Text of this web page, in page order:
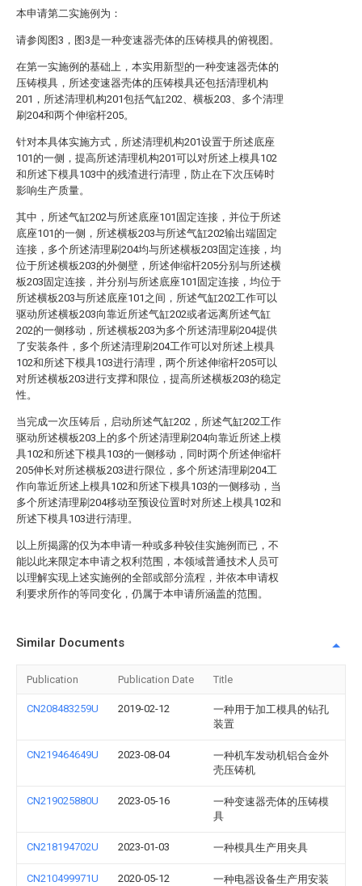
本申请第二实施例为：
请参阅图3，图3是一种变速器壳体的压铸模具的俯视图。
在第一实施例的基础上，本实用新型的一种变速器壳体的
压铸模具，所述变速器壳体的压铸模具还包括清理机构
201，所述清理机构201包括气缸202、横板203、多个清理
刷204和两个伸缩杆205。
针对本具体实施方式，所述清理机构201设置于所述底座
101的一侧，提高所述清理机构201可以对所述上模具102
和所述下模具103中的残渣进行清理，防止在下次压铸时
影响生产质量。
其中，所述气缸202与所述底座101固定连接，并位于所述
底座101的一侧，所述横板203与所述气缸202输出端固定
连接，多个所述清理刷204均与所述横板203固定连接，均
位于所述横板203的外侧壁，所述伸缩杆205分别与所述横
板203固定连接，并分别与所述底座101固定连接，均位于
所述横板203与所述底座101之间，所述气缸202工作可以
驱动所述横板203向靠近所述气缸202或者远离所述气缸
202的一侧移动，所述横板203为多个所述清理刷204提供
了安装条件，多个所述清理刷204工作可以对所述上模具
102和所述下模具103进行清理，两个所述伸缩杆205可以
对所述横板203进行支撑和限位，提高所述横板203的稳定
性。
当完成一次压铸后，启动所述气缸202，所述气缸202工作
驱动所述横板203上的多个所述清理刷204向靠近所述上模
具102和所述下模具103的一侧移动，同时两个所述伸缩杆
205伸长对所述横板203进行限位，多个所述清理刷204工
作向靠近所述上模具102和所述下模具103的一侧移动，当
多个所述清理刷204移动至预设位置时对所述上模具102和
所述下模具103进行清理。
以上所揭露的仅为本申请一种或多种较佳实施例而已，不
能以此来限定本申请之权利范围，本领域普通技术人员可
以理解实现上述实施例的全部或部分流程，并依本申请权
利要求所作的等同变化，仍属于本申请所涵盖的范围。
Similar Documents
Publication Publication Date Title
CN208483259U 2019-02-12
一种用于加工模具的钻孔
装置
CN219464649U 2023-08-04
一种机车发动机铝合金外
壳压铸机
CN219025880U 2023-05-16
一种变速器壳体的压铸模
具
CN218194702U 2023-01-03 一种模具生产用夹具
CN210499971U 2020-05-12
一种电器设备生产用安装